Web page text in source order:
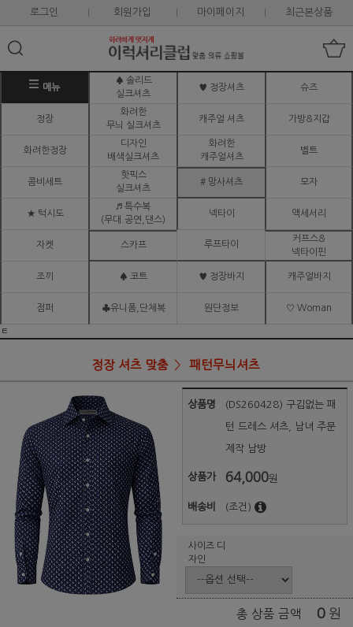
로그인 회원가입 마이페이지 최근본상품
메뉴
♠ 솔리드
실크셔츠
♥ 정장셔츠 슈즈
정장
화려한
무늬 실크셔츠
캐주얼 셔츠 가방&지갑
화려한정장
디자인
배색실크셔츠
화려한
캐주얼셔츠
벨트
콤비세트
핫픽스
실크셔츠
# 망사셔츠 모자
★ 턱시도
♬ 특수복
(무대.공연,댄스)
넥타이 액세서리
자켓 스카프 루프타이
커프스&
넥타이핀
조끼 ♠ 코트 ♥ 정장바지 캐주얼바지
점퍼 ♣유니폼,단체복 원단정보 ♡ Woman
ㅌ
정장 셔츠 맞춤 패턴무늬셔츠
상품명 (DS260428) 구김없는 패
턴 드레스 셔츠, 남녀 주문
제작 남방
상품가 64,000원
배송비 (조건)
사이즈 디
자인
총 상품 금액 0 원